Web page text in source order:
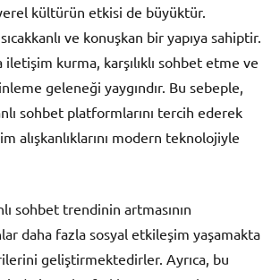
kültürün etkisi de büyüktür.
ve konuşkan bir yapıya sahiptir.
iletişim kurma, karşılıklı sohbet etme ve
geleneği yaygındır. Bu sebeple,
sohbet platformlarını tercih ederek
alışkanlıklarını modern teknolojiyle
sohbet trendinin artmasının
daha fazla sosyal etkileşim yaşamakta
geliştirmektedirler. Ayrıca, bu